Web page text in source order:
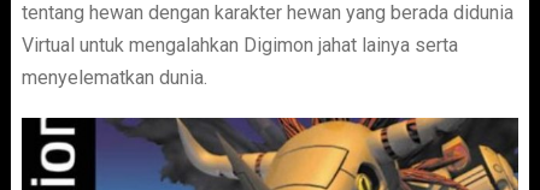
tentang hewan dengan karakter hewan yang berada didunia
Virtual untuk mengalahkan Digimon jahat lainya serta
menyelematkan dunia.